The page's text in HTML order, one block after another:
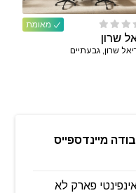
מאומת
שרון
שרון, גבעתיים
מיינדספייס
פארק לא